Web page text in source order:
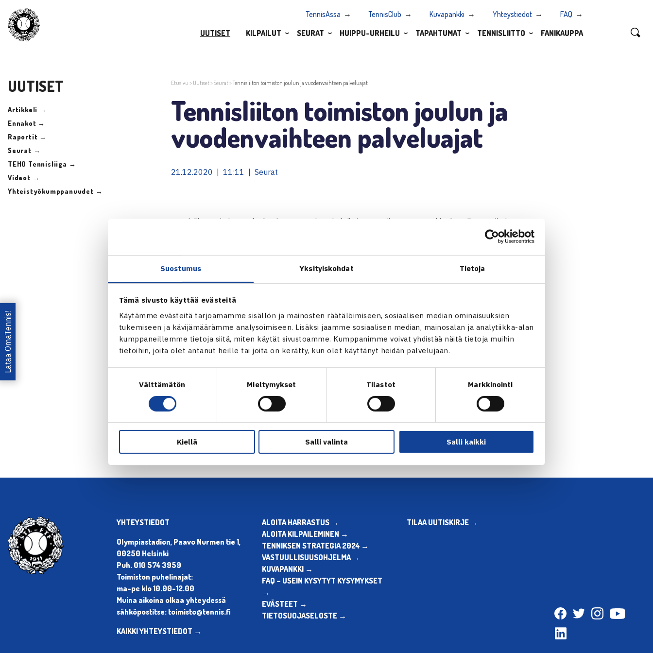
Suostumus Yksityiskohdat Tietoja
Tämä sivusto käyttää evästeitä
Käytämme evästeitä tarjoamamme sisällön ja mainosten räätälöimiseen, sosiaalisen median ominaisuuksien
tukemiseen ja kävijämäärämme analysoimiseen. Lisäksi jaamme sosiaalisen median, mainosalan ja analytiikka-alan
kumppaneillemme tietoja siitä, miten käytät sivustoamme. Kumppanimme voivat yhdistää näitä tietoja muihin
tietoihin, joita olet antanut heille tai joita on kerätty, kun olet käyttänyt heidän palvelujaan.
Välttämätön Mieltymykset Tilastot Markkinointi
Kiellä Salli valinta Salli kaikki
TennisÄssä TennisClub Kuvapankki Yhteystiedot
FAQ
UUTISET
KILPAILUT SEURAT HUIPPU-URHEILU TAPAHTUMAT TENNISLIITTO FANIKAUPPA
UUTISET
Artikkeli →
Ennakot →
Raportit →
Seurat →
TEHO Tennisliiga →
Videot →
Yhteistyökumppanuudet →
Etusivu > Uutiset>Seurat>Tennisliiton toimiston joulun ja vuodenvaihteen palveluajat
Tennisliiton toimiston joulun ja
vuodenvaihteen palveluajat
21.12.2020 | 11:11 | Seurat
Tennisliiton toimisto palvelee jäsenseurojaan ja lajin harrastajia seuraavasti joulun aikaan. Oikein
parhaiten tavoittaa
toimisto@tennis.fi
puhelin 010 5743959: 23.12.2020 klo 9.00-12.00 | 28.-31.12.2020 klo 9.00-12.00
4.1.2021 alkaen normaalisti klo 9.00-15.00
Jaa:
← Edellinen Seuraava uutinen: Niklas-Salminen voitti hopeaa… →
Lataa OmaTennis!
YHTEYSTIEDOT
Olympiastadion, Paavo Nurmen tie 1,
00250 Helsinki
Puh. 010 574 3959
Toimiston puhelinajat:
ma-pe klo 10.00-12.00
Muina aikoina olkaa yhteydessä
sähköpostitse: toimisto@tennis.fi
KAIKKI YHTEYSTIEDOT →
ALOITA HARRASTUS →
ALOITA KILPAILEMINEN →
TENNIKSEN STRATEGIA 2024 →
VASTUULLISUUSOHJELMA →
KUVAPANKKI →
FAQ – USEIN KYSYTYT KYSYMYKSET
→
EVÄSTEET →
TIETOSUOJASELOSTE →
TILAA UUTISKIRJE →